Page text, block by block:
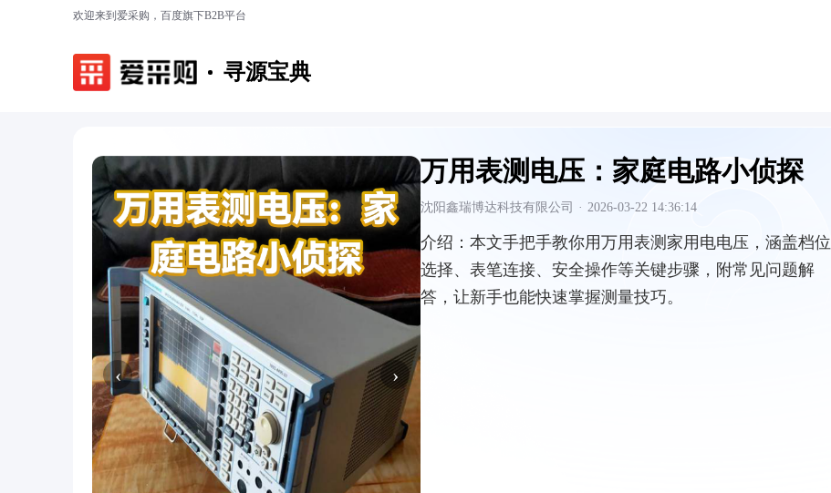
欢迎来到爱采购，百度旗下B2B平台
寻源宝典
‹ ›
万用表测电压：家庭电路小侦探
沈阳鑫瑞博达科技有限公司 · 2026-03-22 14:36:14
介绍： 本文手把手教你用万用表测家用电电压，涵盖档位
选择、表笔连接、安全操作等关键步骤，附常见问题解
答，让新手也能快速掌握测量技巧。